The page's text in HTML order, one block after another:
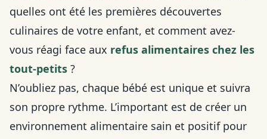
quelles ont été les premières découvertes
culinaires de votre enfant, et comment avez-
vous réagi face aux refus alimentaires chez les
tout-petits ?
N’oubliez pas, chaque bébé est unique et suivra
son propre rythme. L’important est de créer un
environnement alimentaire sain et positif pour